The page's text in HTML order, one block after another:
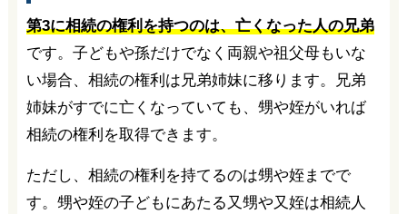
第3に相続の権利を持つのは、亡くなった人の兄弟
です。子どもや孫だけでなく両親や祖父母もいな
い場合、相続の権利は兄弟姉妹に移ります。兄弟
姉妹がすでに亡くなっていても、甥や姪がいれば
相続の権利を取得できます。
ただし、相続の権利を持てるのは甥や姪までで
す。甥や姪の子どもにあたる又甥や又姪は相続人